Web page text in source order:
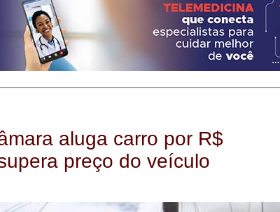
aluga carro por R$
preço do veículo